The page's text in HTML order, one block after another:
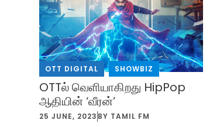
OTT DIGITAL , SHOWBIZ
OTTல் வெளியாகிறது HipPop
ஆதியின் ‘வீரன்’
25 JUNE, 2023 BY TAMIL FM